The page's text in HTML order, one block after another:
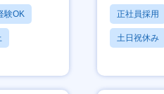
験OK 正社員採用
土日祝休み